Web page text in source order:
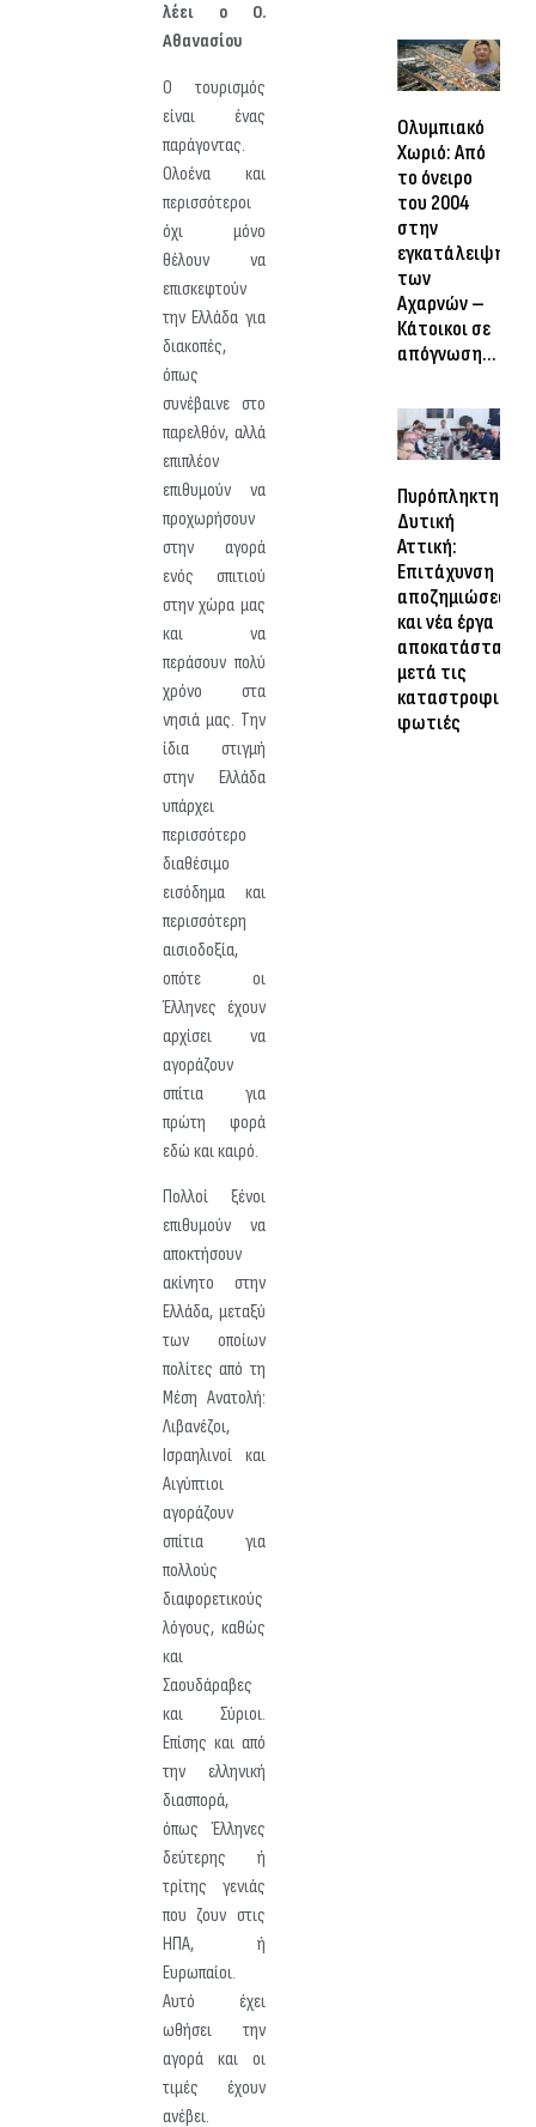
λέει ο Ο.
Αθανασίου
Ο τουρισμός
είναι ένας
παράγοντας.
Ολοένα και
περισσότεροι
όχι μόνο
θέλουν να
επισκεφτούν
την Ελλάδα για
διακοπές,
όπως
συνέβαινε στο
παρελθόν, αλλά
επιπλέον
επιθυμούν να
προχωρήσουν
στην αγορά
ενός σπιτιού
στην χώρα μας
και να
περάσουν πολύ
χρόνο στα
νησιά μας. Την
ίδια στιγμή
στην Ελλάδα
υπάρχει
περισσότερο
διαθέσιμο
εισόδημα και
περισσότερη
αισιοδοξία,
οπότε οι
Έλληνες έχουν
αρχίσει να
αγοράζουν
σπίτια για
πρώτη φορά
εδώ και καιρό.
Πολλοί ξένοι
επιθυμούν να
αποκτήσουν
ακίνητο στην
Ελλάδα, μεταξύ
των οποίων
πολίτες από τη
Μέση Ανατολή:
Λιβανέζοι,
Ισραηλινοί και
Αιγύπτιοι
αγοράζουν
σπίτια για
πολλούς
διαφορετικούς
λόγους, καθώς
και
Σαουδάραβες
και Σύριοι.
Επίσης και από
την ελληνική
διασπορά,
όπως Έλληνες
δεύτερης ή
τρίτης γενιάς
που ζουν στις
ΗΠΑ, ή
Ευρωπαίοι.
Αυτό έχει
ωθήσει την
αγορά και οι
τιμές έχουν
ανέβει.
Ολυμπιακό
Χωριό: Από
το όνειρο
του 2004
στην
εγκατάλειψη
των
Αχαρνών –
Κάτοικοι σε
απόγνωση…
Πυρόπληκτη
Δυτική
Αττική:
Επιτάχυνση
αποζημιώσεων
και νέα έργα
αποκατάστασης
μετά τις
καταστροφικές
φωτιές